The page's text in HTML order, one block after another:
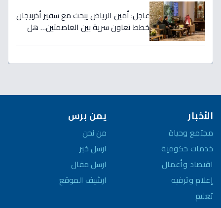
عاجل: أمين الرياض يبحث مع سفير أذربيجان
خطط تعاون سرية بين العاصمتين… هل
الأخبار
مجتمع وحياة
خدمات حكومية
اقتصاد وأعمال
إعلام وترفيه
تعليم
يمن برس
من نحن
ارسل خبر
ارسل مقال
ارشيف الموقع